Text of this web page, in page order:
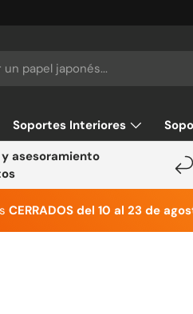
Soportes Interiores
asesoramiento
CERRADOS del 10 al 23 de